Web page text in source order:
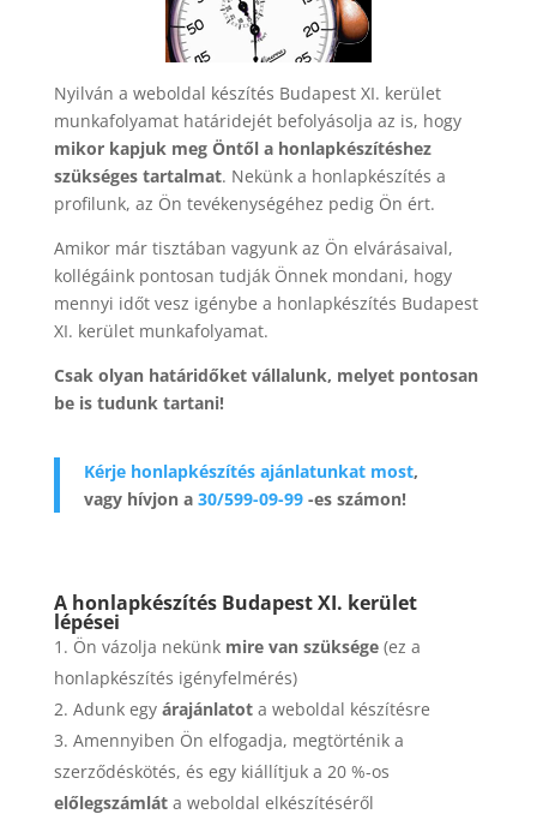
Nyilván a weboldal készítés Budapest XI. kerület
munkafolyamat határidejét befolyásolja az is, hogy
mikor kapjuk meg Öntől a honlapkészítéshez
szükséges tartalmat. Nekünk a honlapkészítés a
profilunk, az Ön tevékenységéhez pedig Ön ért.
Amikor már tisztában vagyunk az Ön elvárásaival,
kollégáink pontosan tudják Önnek mondani, hogy
mennyi időt vesz igénybe a honlapkészítés Budapest
XI. kerület munkafolyamat.
Csak olyan határidőket vállalunk, melyet pontosan
be is tudunk tartani!
Kérje honlapkészítés ajánlatunkat most,
vagy hívjon a 30/599-09-99-es számon!
A honlapkészítés Budapest XI. kerület
lépései
Ön vázolja nekünk mire van szüksége(ez a
honlapkészítés igényfelmérés)
Adunk egy árajánlatota weboldal készítésre
Amennyiben Ön elfogadja, megtörténik a
szerződéskötés, és egy kiállítjuk a 20 %-os
előlegszámláta weboldal elkészítéséről